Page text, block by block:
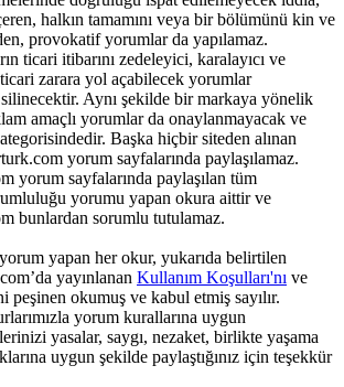
halkın tamamını veya bir bölümünü kin ve
provokatif yorumlar da yapılamaz.
ticari itibarını zedeleyici, karalayıcı ve
zarara yol açabilecek yorumlar
Aynı şekilde bir markaya yönelik
amaçlı yorumlar da onaylanmayacak ve
Başka hiçbir siteden alınan
yorum sayfalarında paylaşılamaz.
yorum sayfalarında paylaşılan tüm
yorumu yapan okura aittir ve
bunlardan sorumlu tutulamaz.
yapan her okur, yukarıda belirtilen
yayınlanan Kullanım Koşulları'nı ve
peşinen okumuş ve kabul etmiş sayılır.
yorum kurallarına uygun
yasalar, saygı, nezaket, birlikte yaşama
uygun şekilde paylaştığınız için teşekkür